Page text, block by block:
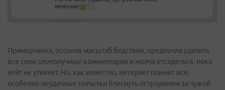
Приморчанка, осознав масштаб бедствия, предпочла удалить
все свои злополучные комментарии и молча отсидеться, пока
хейт не утихнет. Но, как известно, интернет помнит все,
особенно неудачные попытки блеснуть остроумием за чужой